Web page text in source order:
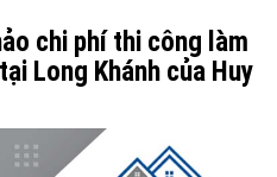
chi phí thi công làm
Long Khánh của Huy